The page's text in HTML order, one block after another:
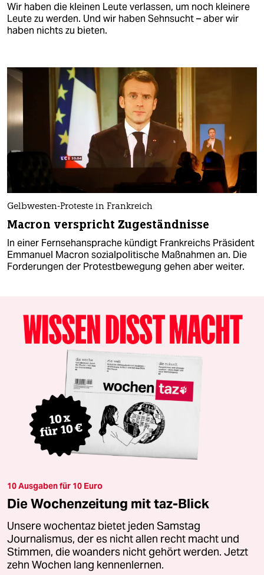
Wir haben die kleinen Leute verlassen, um noch kleinere
Leute zu werden. Und wir haben Sehnsucht – aber wir
haben nichts zu bieten.
Gelbwesten-Proteste in Frankreich
Macron verspricht Zugeständnisse
In einer Fernsehansprache kündigt Frankreichs Präsident
Emmanuel Macron sozialpolitische Maßnahmen an. Die
Forderungen der Protestbewegung gehen aber weiter.
10 Ausgaben für 10 Euro
Die Wochenzeitung mit taz-Blick
Unsere wochentaz bietet jeden Samstag
Journalismus, der es nicht allen recht macht und
Stimmen, die woanders nicht gehört werden. Jetzt
zehn Wochen lang kennenlernen.